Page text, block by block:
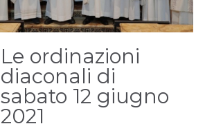
Le ordinazioni
diaconali di
sabato 12 giugno
2021